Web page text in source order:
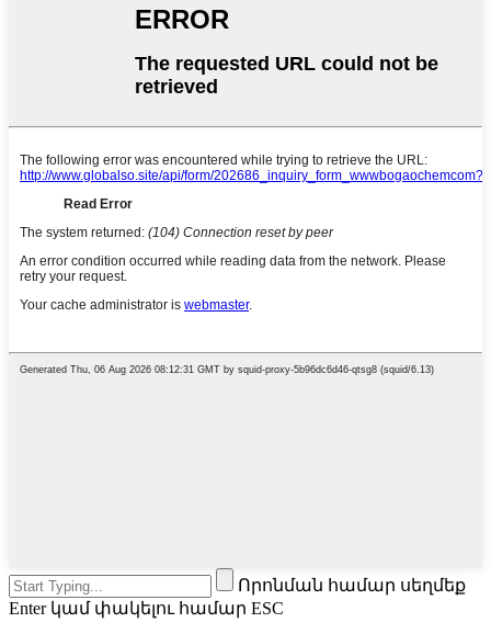
Որոնման համար սեղմեք
Enter կամ փակելու համար ESC